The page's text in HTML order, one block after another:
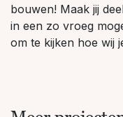
bouwen! Maak jij
in een zo vroeg
om te kijken hoe wij